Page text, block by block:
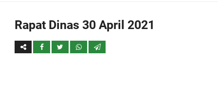
Rapat Dinas 30 April 2021